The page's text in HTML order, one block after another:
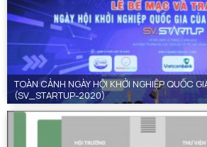
TOÀN CẢNH NGÀY HỘI KHỞI NGHIỆP QUỐC
(SV_STARTUP-2020)